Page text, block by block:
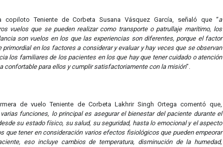
Teniente de Corbeta Susana Vásquez García, señaló que “a
vuelos que se pueden realizar como transporte o patrullaje marítimo, los
son vuelos en los que las experiencias son diferentes, porque el factor
primordial en los factores a considerar y evaluar y hay veces que se observan
los familiares de los pacientes en los que hay que tener cuidado o atención
confortable para ellos y cumplir satisfactoriamente con la misión”.
de vuelo Teniente de Corbeta Lakhrir Singh Ortega comentó que,
funciones, lo principal es asegurar el bienestar del paciente durante el
su estado físico, su salud, su seguridad, hasta lo emocional y el aspecto
que tener en consideración varios efectos fisiológicos que pueden empeorar
eso incluye cambios de temperatura, disminución de la humedad,